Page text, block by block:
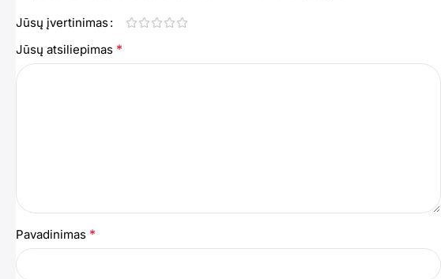
Jūsų įvertinimas
Jūsų atsiliepimas *
Pavadinimas *